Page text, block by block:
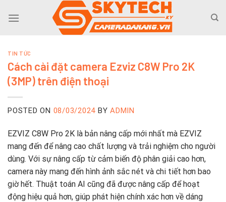
TIN TỨC
Cách cài đặt camera Ezviz C8W Pro 2K
(3MP) trên điện thoại
POSTED ON 08/03/2024 BY ADMIN
EZVIZ C8W Pro 2K là bản nâng cấp mới nhất mà EZVIZ
mang đến để nâng cao chất lượng và trải nghiệm cho người
dùng. Với sự nâng cấp từ cảm biến độ phân giải cao hơn,
camera này mang đến hình ảnh sắc nét và chi tiết hơn bao
giờ hết. Thuật toán AI cũng đã được nâng cấp để hoạt
động hiệu quả hơn, giúp phát hiện chính xác hơn về dáng